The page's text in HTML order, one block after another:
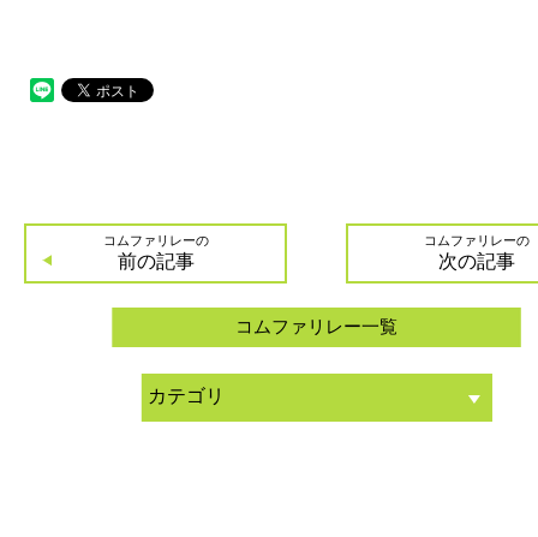
コムファリレーの
前の記事
コムファリレー一覧
コムファリレーの
次の記事